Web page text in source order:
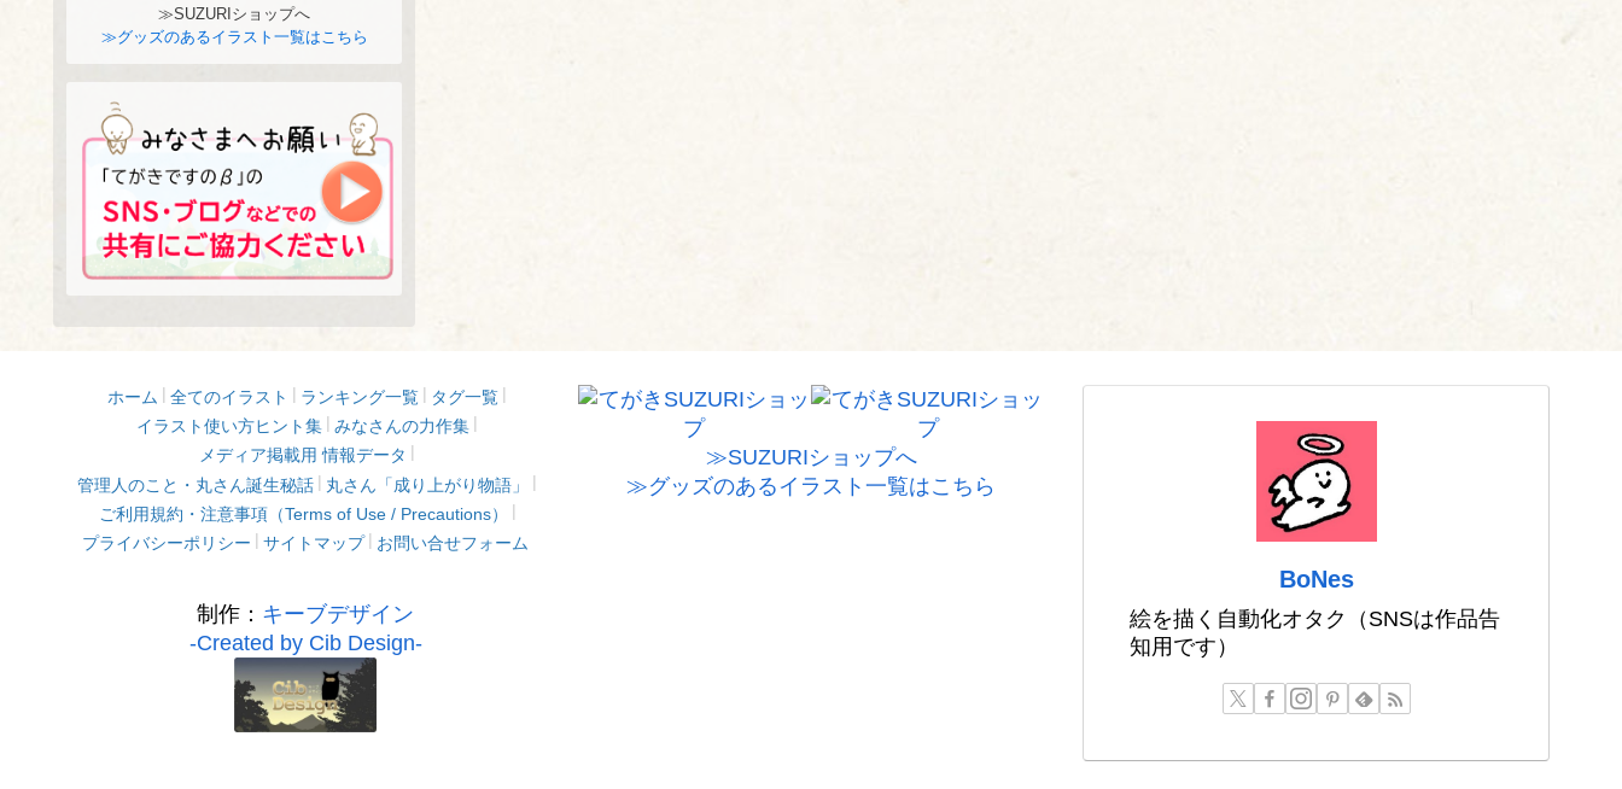
≫SUZURIショップへ
≫グッズのあるイラスト一覧はこちら
ホーム 全てのイラスト ランキング一覧
タグ一覧
イラスト使い方ヒント集
みなさんの力作集
メディア掲載用 情報データ
管理人のこと・丸さん誕生秘話
丸さん「成り上がり物語」
ご利用規約・注意事項（Terms of Use / Precautions）
プライバシーポリシー
サイトマップ お問い合せフォーム
制作： キーブデザイン
-Created by Cib Design-
≫SUZURIショップへ
≫グッズのあるイラスト一覧はこちら
BoNes
絵を描く自動化オタク（SNSは作品告
知用です）